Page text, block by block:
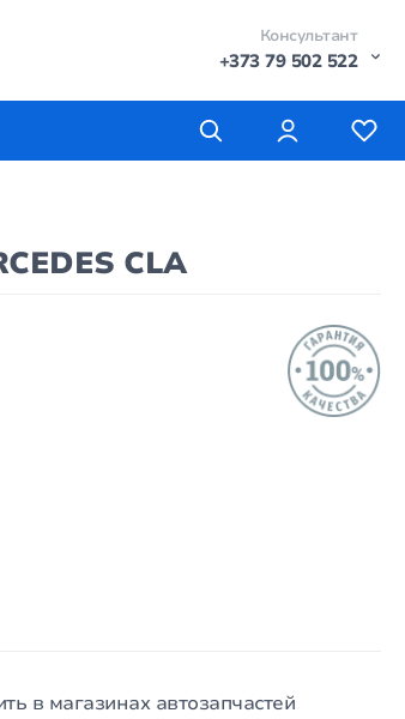
Консультант
+373 79 502 522
CLA
в магазинах автозапчастей